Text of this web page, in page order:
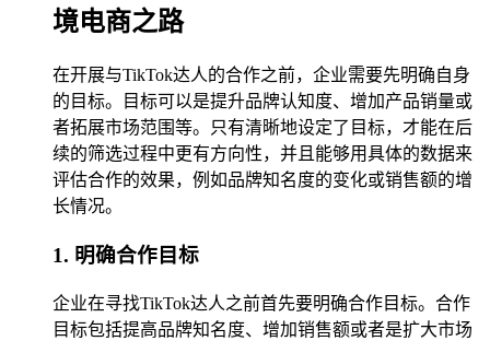
境电商之路
在开展与TikTok达人的合作之前，企业需要先明确自身
的目标。目标可以是提升品牌认知度、增加产品销量或
者拓展市场范围等。只有清晰地设定了目标，才能在后
续的筛选过程中更有方向性，并且能够用具体的数据来
评估合作的效果，例如品牌知名度的变化或销售额的增
长情况。
1. 明确合作目标
企业在寻找TikTok达人之前首先要明确合作目标。合作
目标包括提高品牌知名度、增加销售额或者是扩大市场